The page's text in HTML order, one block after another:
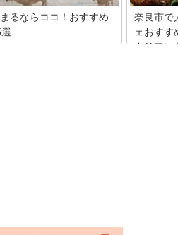
るならココ！おすすめ
奈良市で
ェおすす
タリアン